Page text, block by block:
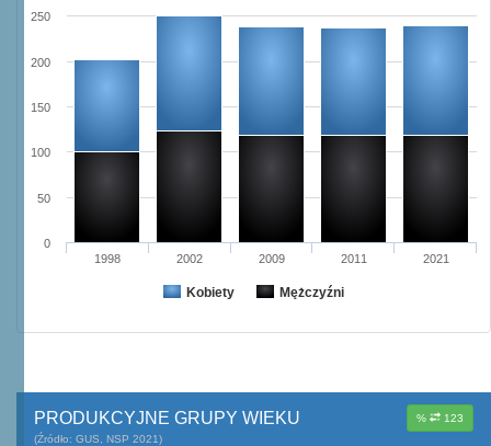
Kobiety Mężczyźni
1998 2002 2009 2011 2021
0
50
100
150
200
250
% 123
PRODUKCYJNE GRUPY WIEKU
(Źródło: GUS, NSP 2021)